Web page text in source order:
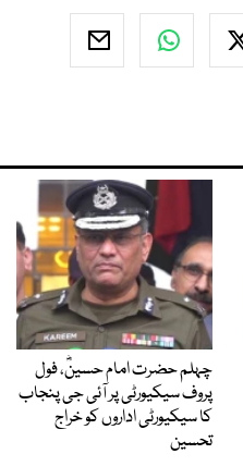
چہلم حضرت امام حسینؓ، فول
پروف سیکیورٹی پر آئی جی پنجاب
کا سیکیورٹی اداروں کو خراج
تحسین